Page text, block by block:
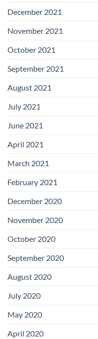
December 2021
November 2021
October 2021
September 2021
August 2021
July 2021
June 2021
April 2021
March 2021
February 2021
December 2020
November 2020
October 2020
September 2020
August 2020
July 2020
May 2020
April 2020